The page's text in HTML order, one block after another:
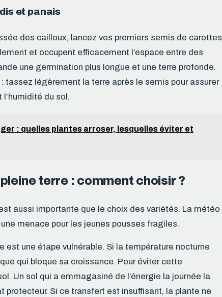
et panais
des cailloux, lancez vos premiers semis de carottes
et occupent efficacement l’espace entre des
une germination plus longue et une terre profonde.
: tassez légèrement la terre après le semis pour assurer
du sol.
: quelles plantes arroser, lesquelles éviter et
terre : comment choisir ?
aussi importante que le choix des variétés. La météo
menace pour les jeunes pousses fragiles.
est une étape vulnérable. Si la température nocturne
qui bloque sa croissance. Pour éviter cette
Un sol qui a emmagasiné de l’énergie la journée la
protecteur. Si ce transfert est insuffisant, la plante ne